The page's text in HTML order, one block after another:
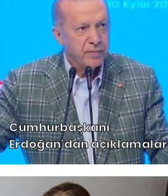
Cumhurbaşkanı
Erdoğan'dan açıklamalar